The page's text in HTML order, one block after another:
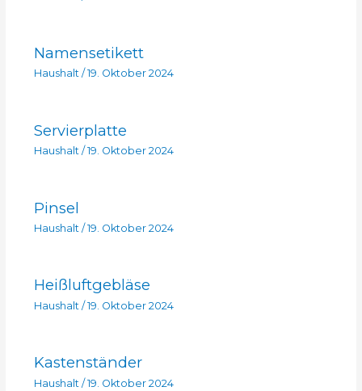
Namensetikett
Haushalt/ 19. Oktober 2024
Servierplatte
Haushalt/ 19. Oktober 2024
Pinsel
Haushalt/ 19. Oktober 2024
Heißluftgebläse
Haushalt / 19. Oktober 2024
Kastenständer
Haushalt /19. Oktober 2024